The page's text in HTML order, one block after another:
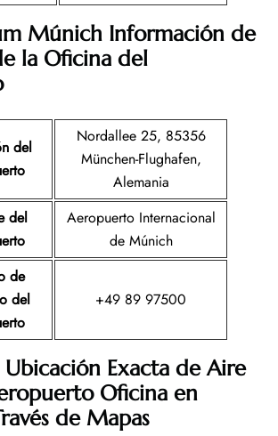
Múnich Información de
la Oficina del
del
Nordallee 25, 85356
München-Flughafen,
Alemania
del
Aeropuerto Internacional
de Múnich
de
del
+49 89 97500
Exacta deAire
Oficina en
de Mapas